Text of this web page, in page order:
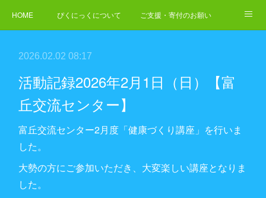
HOME ぴくにっくについて ご支援・寄付のお願い
2026.02.02 08:17
活動記録2026年2月1日（日）【富
丘交流センター】
富丘交流センター2月度「健康づくり講座」を行いま
した。
大勢の方にご参加いただき、大変楽しい講座となりま
した。